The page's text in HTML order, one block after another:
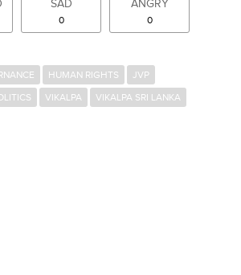
SAD
0
ANGRY
0
HUMAN RIGHTS
JVP
VIKALPA VIKALPA SRI LANKA